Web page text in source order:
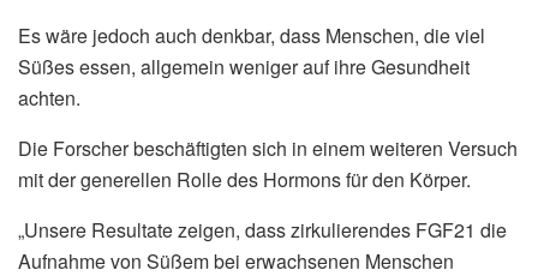
Es wäre jedoch auch denkbar, dass Menschen, die viel
Süßes essen, allgemein weniger auf ihre Gesundheit
achten.
Die Forscher beschäftigten sich in einem weiteren Versuch
mit der generellen Rolle des Hormons für den Körper.
„Unsere Resultate zeigen, dass zirkulierendes FGF21 die
Aufnahme von Süßem bei erwachsenen Menschen